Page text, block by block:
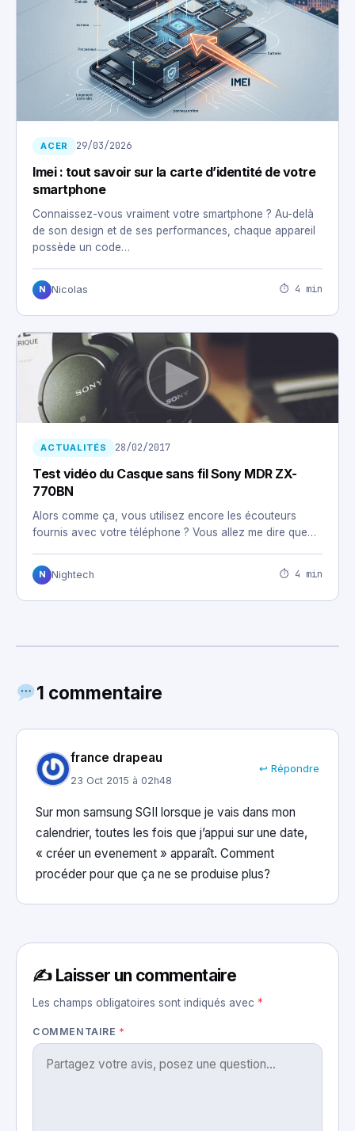
ACER 29/03/2026
Imei : tout savoir sur la carte d’identité de votre
smartphone
Connaissez-vous vraiment votre smartphone ? Au-delà
de son design et de ses performances, chaque appareil
possède un code…
N Nicolas ⏱ 4 min
ACTUALITÉS 28/02/2017
Test vidéo du Casque sans fil Sony MDR ZX-
770BN
Alors comme ça, vous utilisez encore les écouteurs
fournis avec votre téléphone ? Vous allez me dire que…
N Nightech ⏱ 4 min
1 commentaire
france drapeau
23 Oct 2015 à 02h48
↩ Répondre
Sur mon samsung SGII lorsque je vais dans mon
calendrier, toutes les fois que j’appui sur une date,
« créer un evenement » apparaît. Comment
procéder pour que ça ne se produise plus?
✍️ Laisser un commentaire
Les champs obligatoires sont indiqués avec *
COMMENTAIRE *